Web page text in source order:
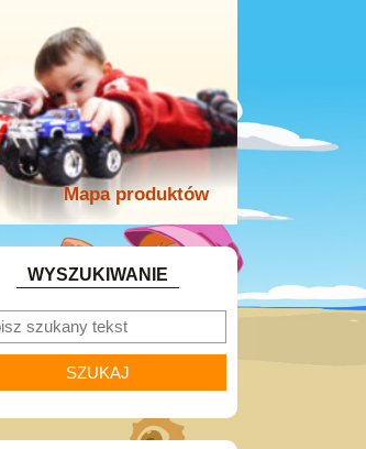
Mapa produktów
WYSZUKIWANIE